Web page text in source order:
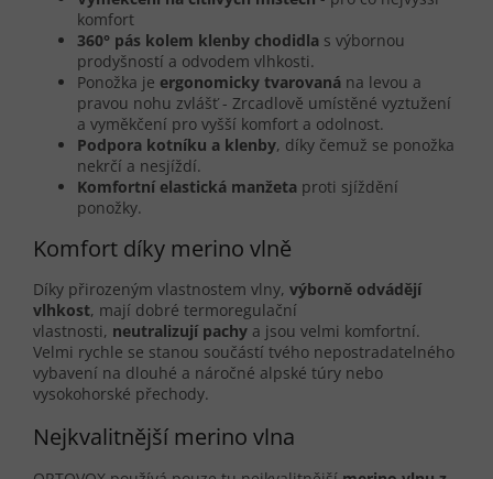
komfort
360° pás kolem klenby chodidla s výbornou
prodyšností a odvodem vlhkosti.
Ponožka je ergonomicky tvarovaná na levou a
pravou nohu zvlášť - Zrcadlově umístěné vyztužení
a vyměkčení pro vyšší komfort a odolnost.
Podpora kotníku a klenby, díky čemuž se ponožka
nekrčí a nesjíždí.
Komfortní elastická manžeta proti sjíždění
ponožky.
Komfort díky merino vlně
Díky přirozeným vlastnostem vlny, výborně odvádějí
vlhkost, mají dobré termoregulační
vlastnosti, neutralizují pachy a jsou velmi komfortní.
Velmi rychle se stanou součástí tvého nepostradatelného
vybavení na dlouhé a náročné alpské túry nebo
vysokohorské přechody.
Nejkvalitnější merino vlna